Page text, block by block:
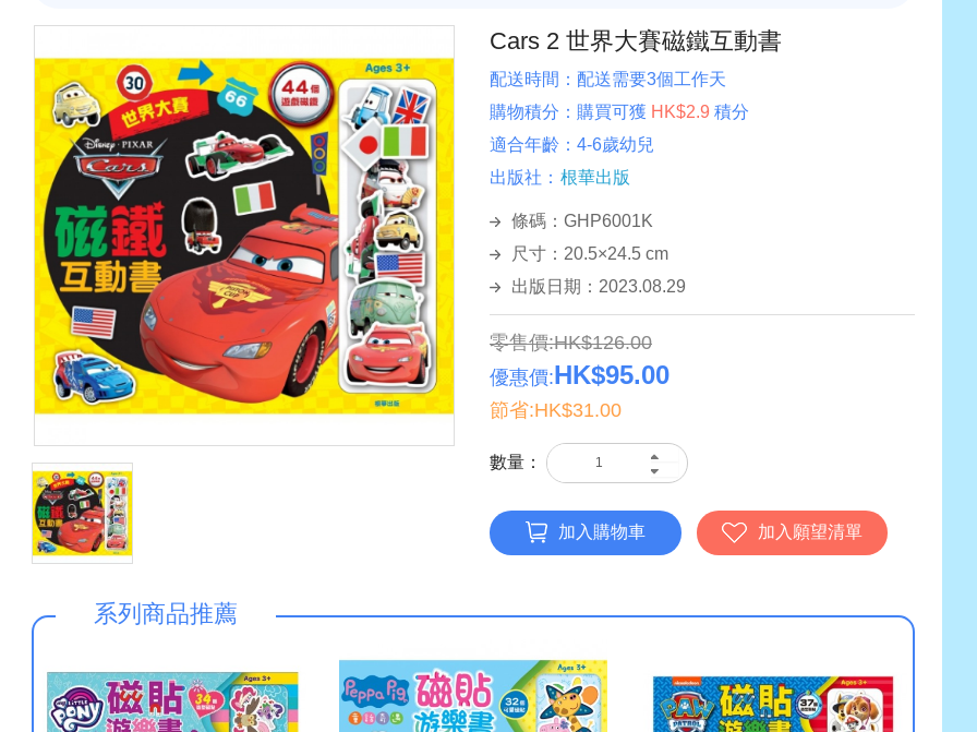
Cars 2 世界大賽磁鐵互動書
配送時間： 配送需要3個工作天
購物積分： 購買可獲 HK$2.9 積分
適合年齡： 4-6歲幼兒
出版社： 根華出版
條碼：GHP6001K
尺寸：20.5×24.5 cm
出版日期：2023.08.29
零售價:HK$126.00
優惠價:HK$95.00
節省:HK$31.00
數量：
加入購物車 加入願望清單
系列商品推薦